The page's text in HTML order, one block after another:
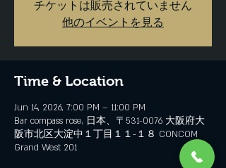
チケットは販売されていません
他のイベントを見る
Time & Location
Jun 14, 2026, 7:00 PM – 11:00 PM
Bar compass rose, 日本、〒531-0076 大阪府大
阪市北区大淀中１丁目１１−１８ CONCOM
Grand West 201